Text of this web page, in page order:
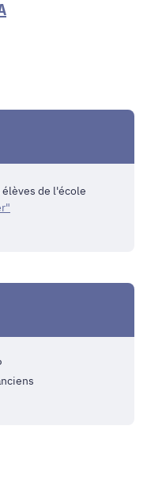
de l'école